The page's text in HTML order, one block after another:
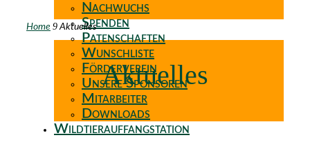
Nachwuchs
Spenden
Patenschaften
Wunschliste
Förderverein
Unsere Sponsoren
Mitarbeiter
Downloads
Wildtierauffangstation
Home 9 Aktuelles
Aktuelles